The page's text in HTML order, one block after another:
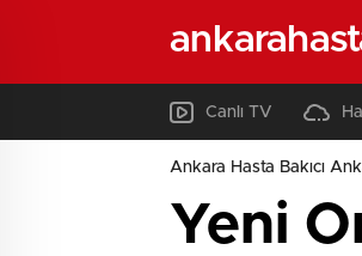
Canlı TV
Ankara Hasta Bakıcı
Yeni